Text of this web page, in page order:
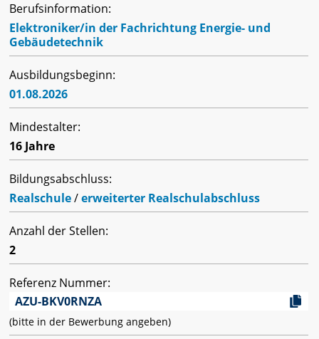
Berufsinformation:
Elektroniker/in der Fachrichtung Energie- und
Gebäudetechnik
Ausbildungsbeginn:
01.08.2026
Mindestalter:
16 Jahre
Bildungsabschluss:
Realschule/erweiterter Realschulabschluss
Anzahl der Stellen:
2
Referenz Nummer:
AZU-BKV0RNZA
(bitte in der Bewerbung angeben)